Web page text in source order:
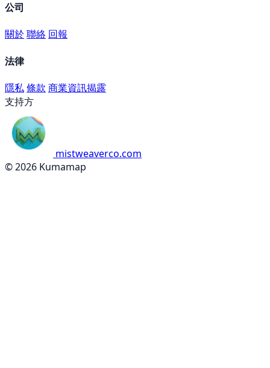
公司
關於聯絡 回報
法律
隱私條款 商業資訊揭露
支持方
mistweaverco.com
© 2026 Kumamap